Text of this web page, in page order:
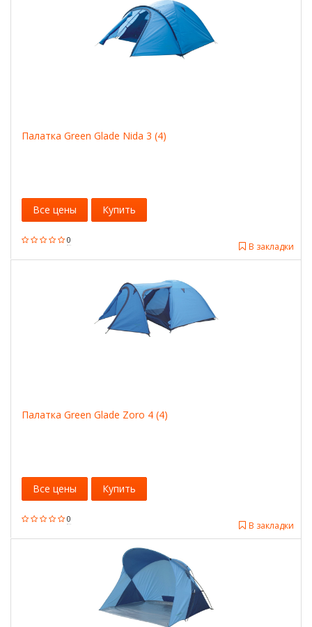
Палатка Green Glade Nida 3 (4)
0
В закладки
Все цены Купить
Палатка Green Glade Zoro 4 (4)
0
В закладки
Все цены Купить